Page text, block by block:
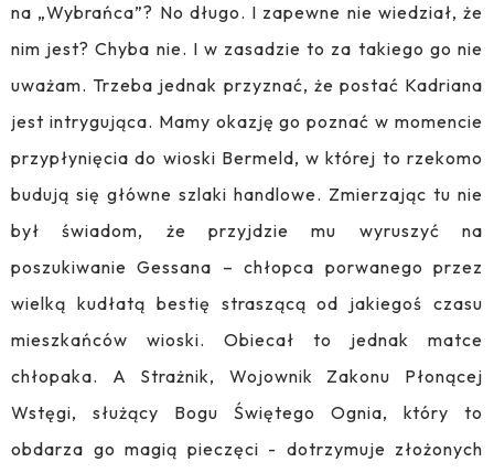
na „Wybrańca”? No długo. I zapewne nie wiedział, że
nim jest? Chyba nie. I w zasadzie to za takiego go nie
uważam. Trzeba jednak przyznać, że postać Kadriana
jest intrygująca. Mamy okazję go poznać w momencie
przypłynięcia do wioski Bermeld, w której to rzekomo
budują się główne szlaki handlowe. Zmierzając tu nie
był świadom, że przyjdzie mu wyruszyć na
poszukiwanie Gessana – chłopca porwanego przez
wielką kudłatą bestię straszącą od jakiegoś czasu
mieszkańców wioski. Obiecał to jednak matce
chłopaka. A Strażnik, Wojownik Zakonu Płonącej
Wstęgi, służący Bogu Świętego Ognia, który to
obdarza go magią pieczęci - dotrzymuje złożonych